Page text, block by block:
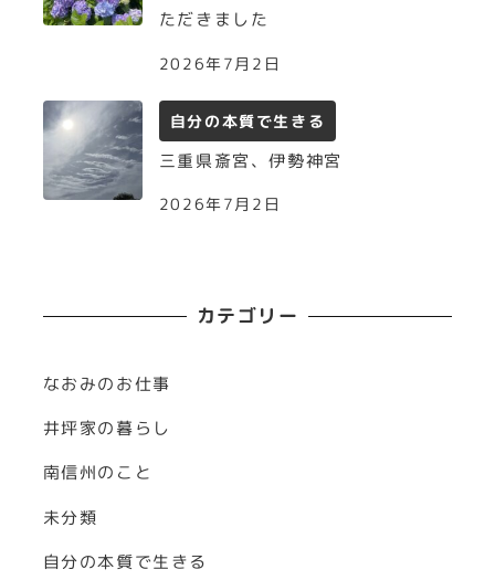
ただきました
2026年7月2日
自分の本質で生きる
三重県斎宮、伊勢神宮
2026年7月2日
カテゴリー
なおみのお仕事
井坪家の暮らし
南信州のこと
未分類
自分の本質で生きる